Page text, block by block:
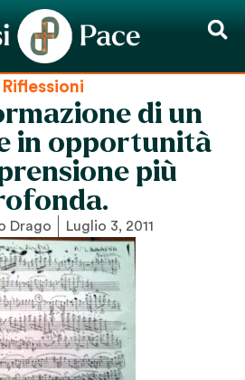
Riflessioni
di un
in opportunità
più
Drago Luglio 3, 2011